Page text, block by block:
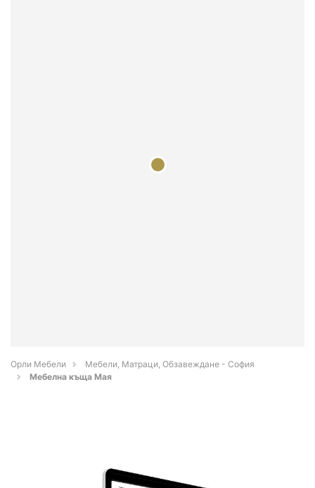
Орли Мебели
Мебели, Матраци, Обзавеждане - София
Мебелна къща Мая